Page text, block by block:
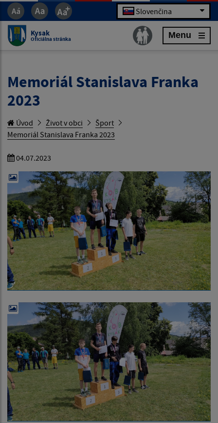
Slovenčina
Kysak
Oficiálna stránka Menu
Memoriál Stanislava Franka
2023
Úvod Život v obci
Šport
Memoriál Stanislava Franka 2023
04.07.2023